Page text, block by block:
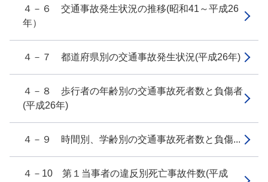
４－６ 交通事故発生状況の推移(昭和41～平成26
年）
４－７ 都道府県別の交通事故発生状況(平成26年)
４－８ 歩行者の年齢別の交通事故死者数と負傷者
(平成26年)
４－９ 時間別、学齢別の交通事故死者数と負傷...
４－10 第１当事者の違反別死亡事故件数(平成